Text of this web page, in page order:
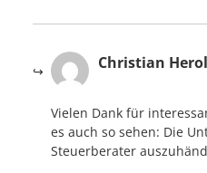
Christian
Vielen Dank für
es auch so sehen: Die
Steuerberater